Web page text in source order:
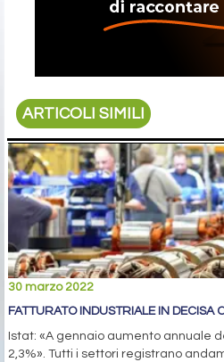
ARTICOLI SIMILI
30 marzo 2022
FATTURATO INDUSTRIALE IN DECISA
Istat: «A gennaio aumento annuale
2,3%». Tutti i settori registrano